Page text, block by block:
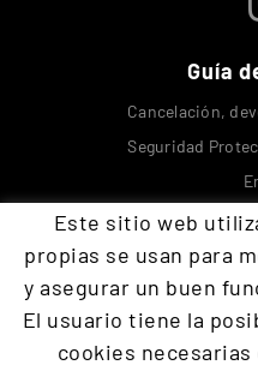
Guía
Cancelación,
Seguridad
Contacta
+34
Este sitio web
propias se usan para
y asegurar un buen
El usuario tiene la
cookies